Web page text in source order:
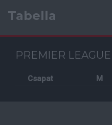
Tabella
PREMIER
Csapat M